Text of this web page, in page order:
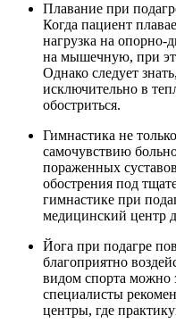
Плавание при
Когда пациент
нагрузка на опорно-
на мышечную, при
Однако следует
исключительно в
обостриться.
Гимнастика не
самочувствию
пораженных
обострения под
гимнастике при
медицинский центр
Йога при подагре
благоприятно
видом спорта можно
специалисты
центры, где